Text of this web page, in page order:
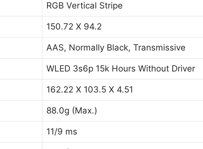
RGB Vertical Stripe
150.72 X 94.2
AAS, Normally Black, Transmissive
WLED 3s6p 15k Hours Without Driver
162.22 X 103.5 X 4.51
88.0g (Max.)
11/9 ms